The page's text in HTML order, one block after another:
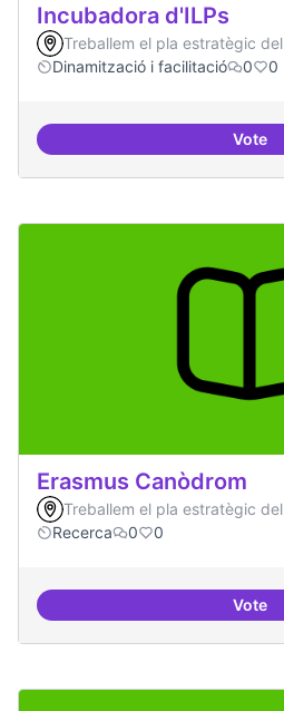
Incubadora d'ILPs
Treballem el pla estratègic
Dinamització i facilitació
0 0
Vote
Erasmus Canòdrom
Treballem el pla estratègic
Recerca
0 0
Vote